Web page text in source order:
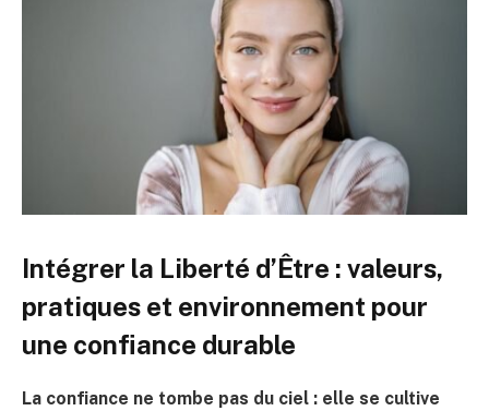
Intégrer la Liberté d’Être : valeurs,
pratiques et environnement pour
une confiance durable
La confiance ne tombe pas du ciel : elle se cultive